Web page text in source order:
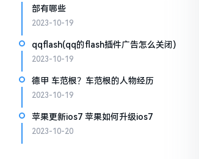
部有哪些
2023-10-19
qqflash(qq的flash插件广告怎么关闭)
2023-10-19
德甲 车范根？车范根的人物经历
2023-10-19
苹果更新ios7 苹果如何升级ios7
2023-10-20